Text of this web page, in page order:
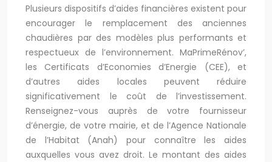
Plusieurs dispositifs d’aides financières existent pour
encourager le remplacement des anciennes
chaudières par des modèles plus performants et
respectueux de l’environnement. MaPrimeRénov’,
les Certificats d’Economies d’Energie (CEE), et
d’autres aides locales peuvent réduire
significativement le coût de l’investissement.
Renseignez-vous auprès de votre fournisseur
d’énergie, de votre mairie, et de l’Agence Nationale
de l’Habitat (Anah) pour connaître les aides
auxquelles vous avez droit. Le montant des aides